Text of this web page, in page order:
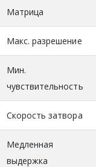
Матрица
Макс. разрешение
Мин.
чувствительность
Скорость затвора
Медленная
выдержка